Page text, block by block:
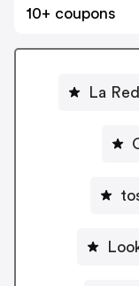
10+ coupons
La